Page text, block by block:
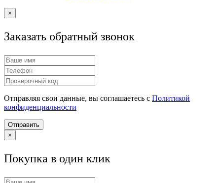
×
Заказать обратный звонок
Отправляя свои данные, вы соглашаетесь с Политикой
конфиденциальности
Отправить
×
Покупка в один клик